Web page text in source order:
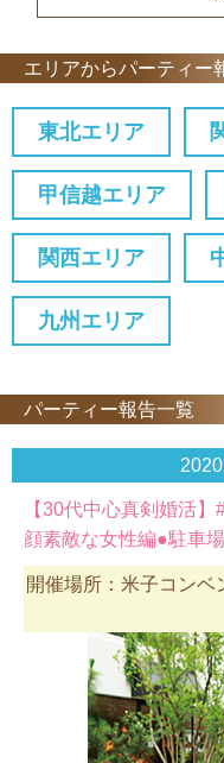
エリアからパーティー
東北エリア
甲信越エリア
関西エリア
九州エリア
パーティー報告一覧
【30代中心真剣婚活
顔素敵な女性編●駐車
開催場所：米子コン